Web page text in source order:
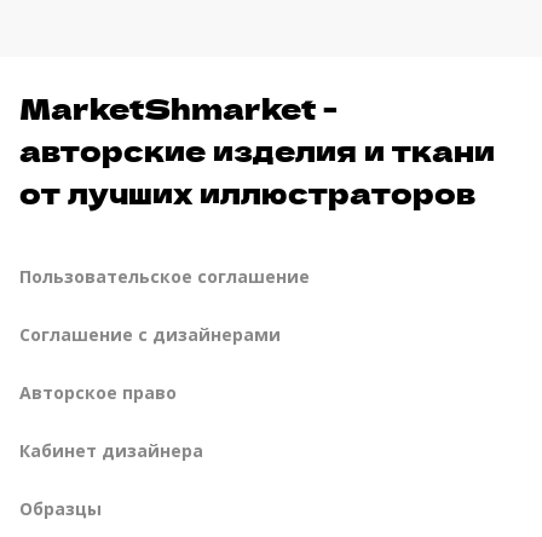
MarketShmarket -
авторские изделия и ткани
от лучших иллюстраторов
Пользовательское соглашение
Соглашение с дизайнерами
Авторское право
Кабинет дизайнера
Образцы